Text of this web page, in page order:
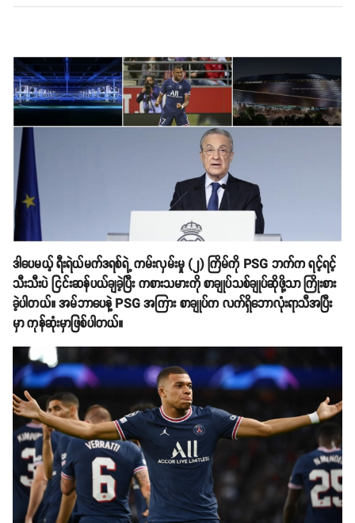
ဒါပေမယ့် ရီးရဲယ်မက်ဒရစ်ရဲ့ ကမ်းလှမ်းမှု (၂) ကြိမ်ကို PSG ဘက်က ရင့်ရင့်
သီးသီးပဲ ငြင်းဆန်ပယ်ချခဲ့ပြီး ကစားသမားကို စာချုပ်သစ်ချုပ်ဆိုဖို့သာ ကြိုးစား
ခဲ့ပါတယ်။ အမ်ဘာပေနဲ့ PSG အကြား စာချုပ်က လက်ရှိဘောလုံးရာသီအပြီး
မှာ ကုန်ဆုံးမှာဖြစ်ပါတယ်။